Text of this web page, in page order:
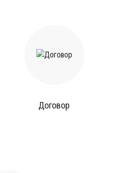
Договор